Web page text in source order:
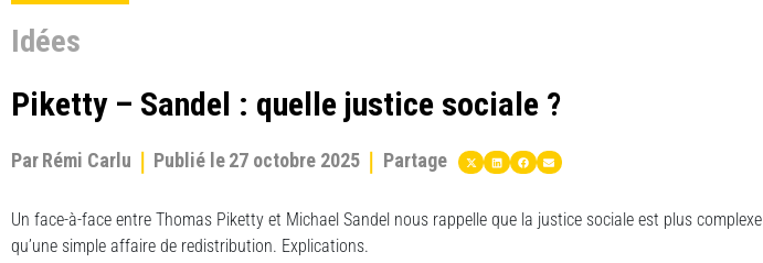
Idées
Piketty – Sandel : quelle justice sociale ?
ParRémi Carlu Publié le27 octobre 2025 Partage
Un face-à-face entre Thomas Piketty et Michael Sandel nous rappelle que la justice sociale est plus complexe
qu’une simple affaire de redistribution. Explications.